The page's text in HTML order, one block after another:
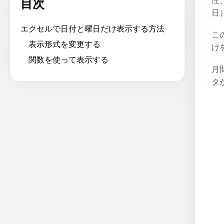
目次
エクセルで日付と曜日だけ表示する方法
表示形式を変更する
関数を使って表示する
日
こ
け
月
タ